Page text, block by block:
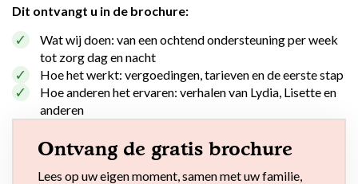
Mantelzorg aan huis
Diensten voor
organisaties
Maaltijdondersteuning
Flexibel inzetbaar
Altijd in de buurt
Snel geregeld
Dit ontvangt u in de brochure:
Wat wij doen: van een ochtend ondersteuning per week
tot zorg dag en nacht
Hoe het werkt: vergoedingen, tarieven en de eerste stap
Hoe anderen het ervaren: verhalen van Lydia, Lisette en
anderen
Ontvang de gratis brochure
Lees op uw eigen moment, samen met uw familie,